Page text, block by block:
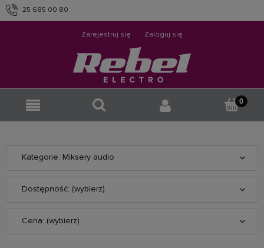
25 685 00 80
info@rebelelectro.com
Zarejestruj się Zaloguj się
Kategorie: Miksery audio
Dostępność: (wybierz)
Cena: (wybierz)